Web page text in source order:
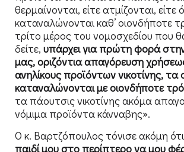
θερμαίνονται, είτε ατμίζονται, είτε
καταναλώνονται καθ’ οιονδήποτε
τρίτο μέρος του νομοσχεδίου που
δείτε, υπάρχει για πρώτη φορά
μας, οριζόντια απαγόρευση
ανηλίκους προϊόντων νικοτίνης, τα
καταναλώνονται με οιονδήποτε
τα πάουτσις νικοτίνης ακόμα
νόμιμα προϊόντα κάνναβης».
Ο κ. Βαρτζόπουλος τόνισε ακόμη
παιδί μου στο περίπτερο να μου